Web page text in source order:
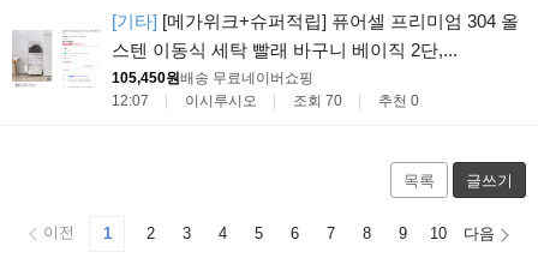
[기타] [메가위크+슈퍼적립] 퓨어셀 프리미엄 304 올
스텐 이동식 세탁 빨래 바구니 베이직 2단,...
105,450원배송 무료네이버쇼핑
12:07
이시루시오 조회 70 추천 0
목록 글쓰기
이전 1 2 3 4 5 6 7 8 9 10 다음